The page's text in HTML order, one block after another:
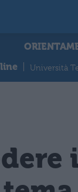
Università